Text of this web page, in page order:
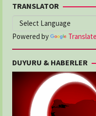
TRANSLATOR
Powered by Translate
DUYURU & HABERLER